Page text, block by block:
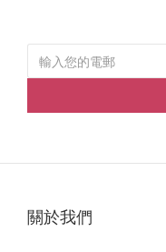
關於我們